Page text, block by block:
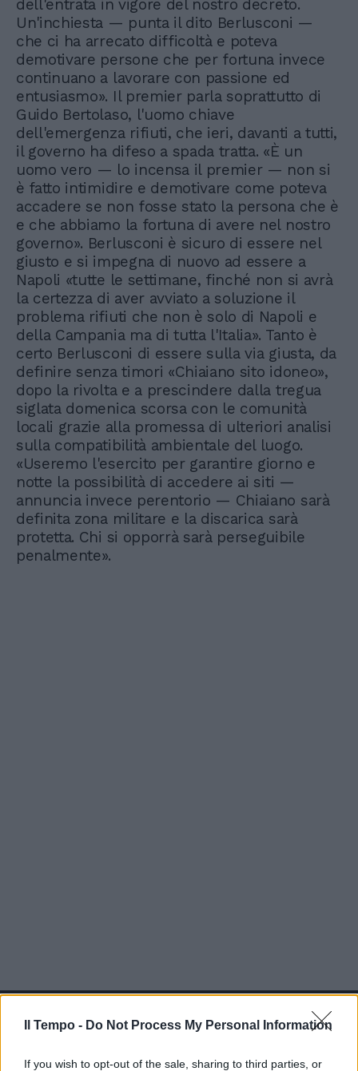
Il Tempo - Do Not Process My Personal Information
If you wish to opt-out of the sale, sharing to third parties, or
dell'entrata in vigore del nostro decreto.
Un'inchiesta — punta il dito Berlusconi —
che ci ha arrecato difficoltà e poteva
demotivare persone che per fortuna invece
continuano a lavorare con passione ed
entusiasmo». Il premier parla soprattutto di
Guido Bertolaso, l'uomo chiave
dell'emergenza rifiuti, che ieri, davanti a tutti,
il governo ha difeso a spada tratta. «È un
uomo vero — lo incensa il premier — non si
è fatto intimidire e demotivare come poteva
accadere se non fosse stato la persona che è
e che abbiamo la fortuna di avere nel nostro
governo». Berlusconi è sicuro di essere nel
giusto e si impegna di nuovo ad essere a
Napoli «tutte le settimane, finché non si avrà
la certezza di aver avviato a soluzione il
problema rifiuti che non è solo di Napoli e
della Campania ma di tutta l'Italia». Tanto è
certo Berlusconi di essere sulla via giusta, da
definire senza timori «Chiaiano sito idoneo»,
dopo la rivolta e a prescindere dalla tregua
siglata domenica scorsa con le comunità
locali grazie alla promessa di ulteriori analisi
sulla compatibilità ambientale del luogo.
«Useremo l'esercito per garantire giorno e
notte la possibilità di accedere ai siti —
annuncia invece perentorio — Chiaiano sarà
definita zona militare e la discarica sarà
protetta. Chi si opporrà sarà perseguibile
penalmente».